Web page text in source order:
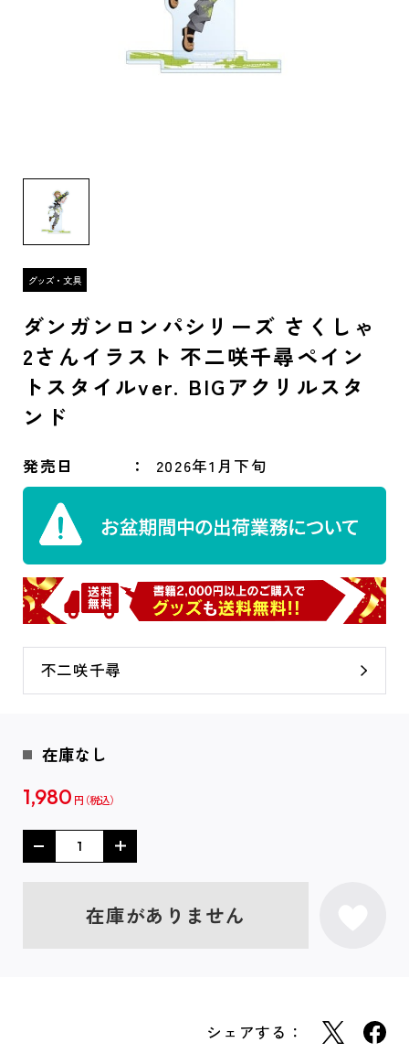
ダンガンロンパシリーズ さくしゃ
2さんイラスト 不二咲千尋ペイン
トスタイルver. BIGアクリルスタ
ンド
発売日 2026年1月下旬
不二咲千尋
在庫なし
1,980 円
在庫がありません
シェアする：